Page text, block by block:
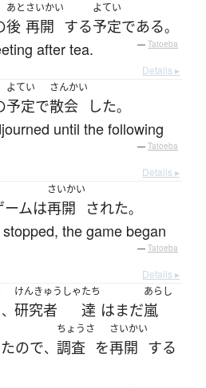
あと
後
さいかい
再開 する
よてい
予定である。
after tea. — Tatoeba
Details ▸
よてい
予定で
さんかい
散会 した。
until the following
— Tatoeba
Details ▸
ームは
さいかい
再開 された。
the game began
— Tatoeba
Details ▸
、
けんきゅうしゃ
研究者
たち
達 はまだ
あらし
嵐
ので、
ちょうさ
調査 を
さいかい
再開 する